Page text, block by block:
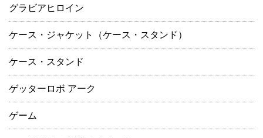
グラビアヒロイン
ケース・ジャケット（ケース・スタンド）
ケース・スタンド
ゲッターロボ アーク
ゲーム